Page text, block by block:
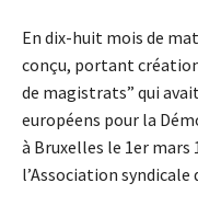
En dix-huit mois de
conçu, portant
de magistrats” qui
européens pour la
à Bruxelles le 1er mars
l’Association